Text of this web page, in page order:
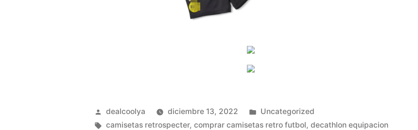
Publicado
por
dealcoolya diciembre 13, 2022
Publicado
en
Uncategorized
Etiquetas:
camisetas retrospecter,comprar camisetas retro futbol,decathlon equipacion